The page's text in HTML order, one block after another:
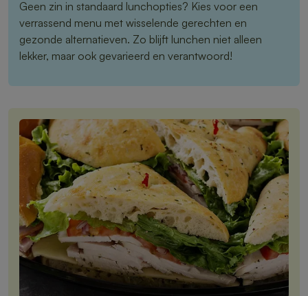
Geen zin in standaard lunchopties? Kies voor een
verrassend menu met wisselende gerechten en
gezonde alternatieven. Zo blijft lunchen niet alleen
lekker, maar ook gevarieerd en verantwoord!